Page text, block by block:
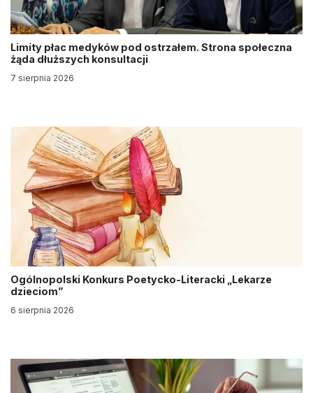
Limity płac medyków pod ostrzałem. Strona społeczna
żąda dłuższych konsultacji
7 sierpnia 2026
Ogólnopolski Konkurs Poetycko-Literacki „Lekarze
dzieciom”
6 sierpnia 2026